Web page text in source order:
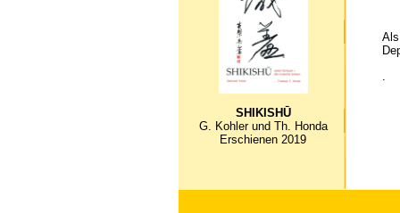
SHIKISHŪ
G. Kohler und Th. Honda
Erschienen 2019